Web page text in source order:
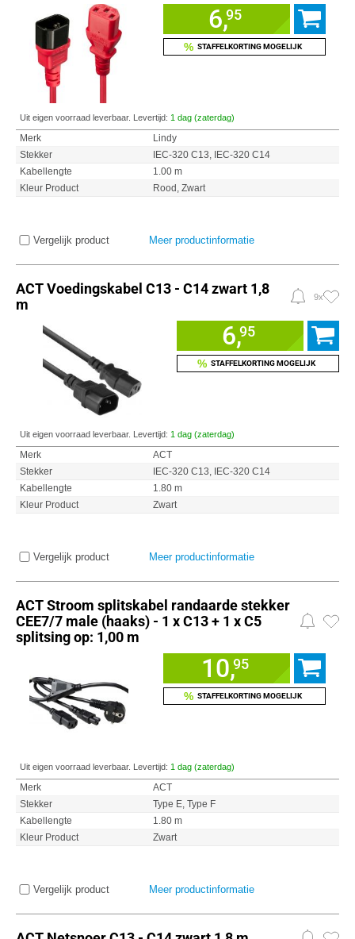
6,95
% STAFFELKORTING MOGELIJK
Uit eigen voorraad leverbaar. Levertijd: 1 dag (zaterdag)
Merk
Lindy
Stekker
IEC-320 C13, IEC-320 C14
Kabellengte
1.00 m
Kleur Product
Rood, Zwart
Vergelijk product Meer productinformatie
ACT Voedingskabel C13 - C14 zwart 1,8
m
9x
6,95
% STAFFELKORTING MOGELIJK
Uit eigen voorraad leverbaar. Levertijd: 1 dag (zaterdag)
Merk
ACT
Stekker
IEC-320 C13, IEC-320 C14
Kabellengte
1.80 m
Kleur Product
Zwart
Vergelijk product Meer productinformatie
ACT Stroom splitskabel randaarde stekker
CEE7/7 male (haaks) - 1 x C13 + 1 x C5
splitsing op: 1,00 m
10,95
% STAFFELKORTING MOGELIJK
Uit eigen voorraad leverbaar. Levertijd: 1 dag (zaterdag)
Merk
ACT
Stekker
Type E, Type F
Kabellengte
1.80 m
Kleur Product
Zwart
Vergelijk product Meer productinformatie